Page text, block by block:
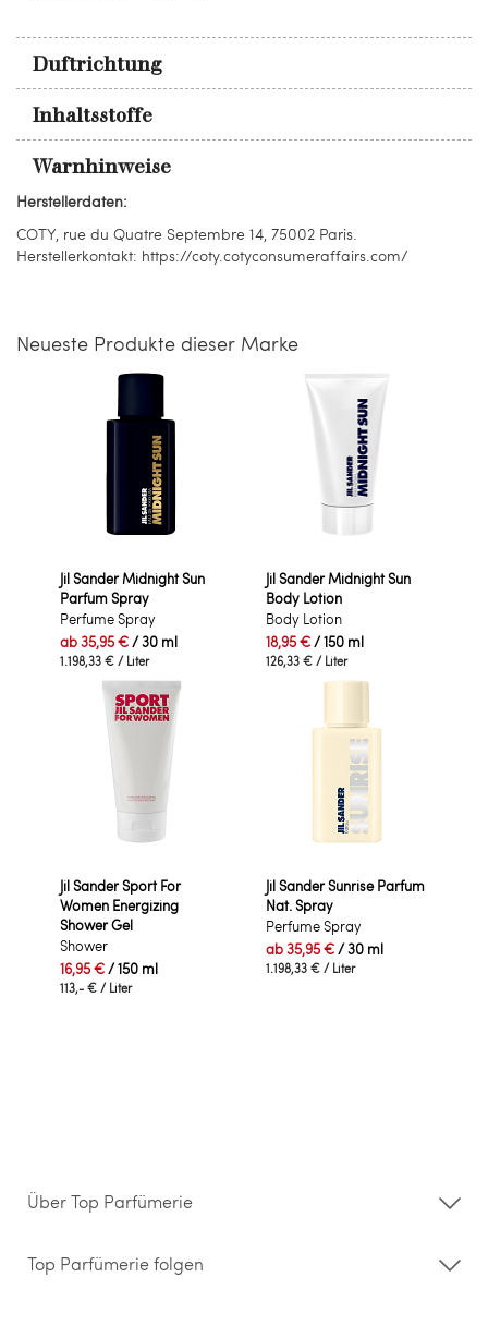
Duftrichtung
Inhaltsstoffe
Warnhinweise
Herstellerdaten:
COTY, rue du Quatre Septembre 14, 75002 Paris.
Herstellerkontakt: https://coty.cotyconsumeraffairs.com/
Neueste Produkte dieser Marke
Jil Sander Midnight Sun
Parfum Spray
Perfume Spray
ab35,95 €/ 30 ml
1.198,33 € / Liter
Jil Sander Midnight Sun
Body Lotion
Body Lotion
18,95 €/ 150 ml
126,33 € / Liter
Jil Sander Sport For
Women Energizing
Shower Gel
Shower
16,95 €/ 150 ml
113,- € / Liter
Jil Sander Sunrise Parfum
Nat. Spray
Perfume Spray
ab35,95 €/ 30 ml
1.198,33 € / Liter
Über Top Parfümerie
Storefinder
Kontakt
Top Parfümerie folgen